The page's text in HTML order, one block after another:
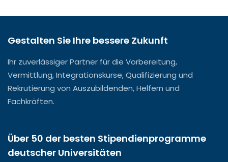
Gestalten Sie Ihre bessere Zukunft
Ihr zuverlässiger Partner für die Vorbereitung,
Vermittlung, Integrationskurse, Qualifizierung und
Rekrutierung von Auszubildenden, Helfern und
Fachkräften.
Über 50 der besten Stipendienprogramme
deutscher Universitäten